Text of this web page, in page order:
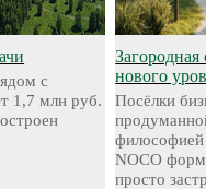
с
1,7 млн руб.
Загородная
нового
Посёлки
NOCO
просто